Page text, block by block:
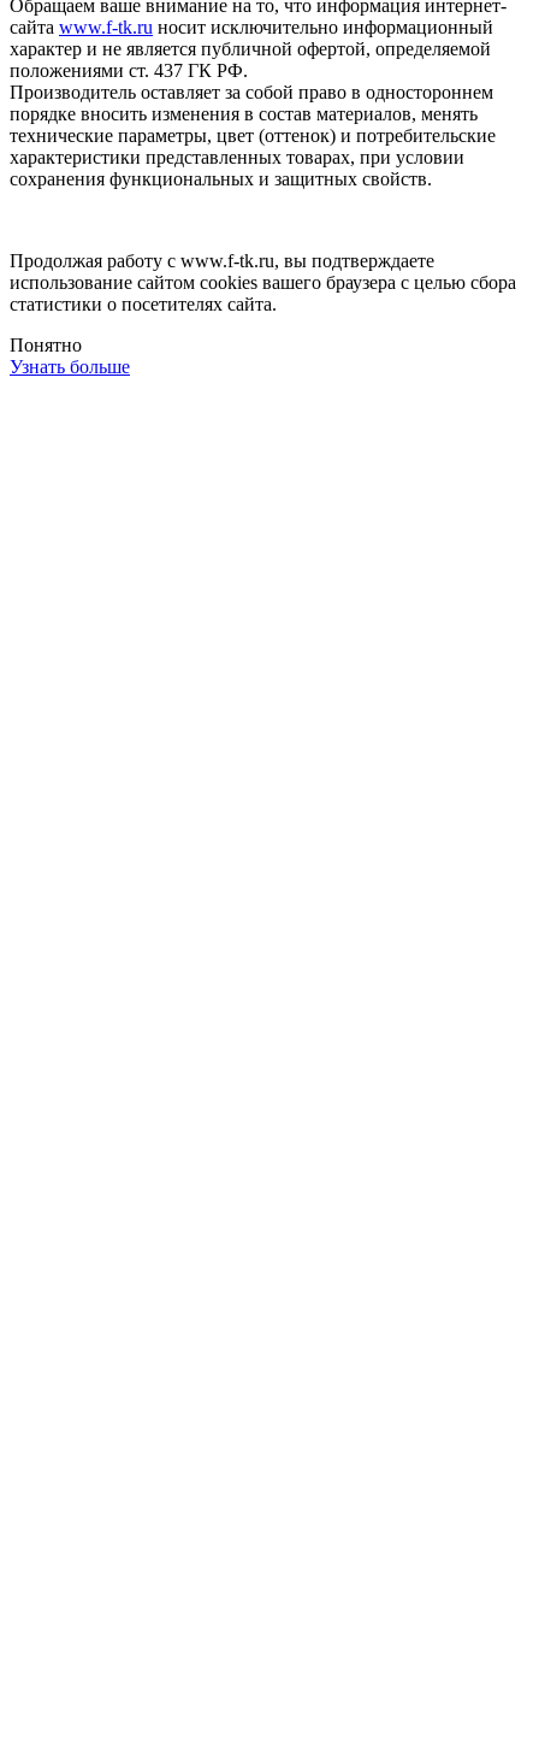
Обращаем ваше внимание на то, что информация интернет-
сайта www.f-tk.ru носит исключительно информационный
характер и не является публичной офертой, определяемой
положениями ст. 437 ГК РФ.
Производитель оставляет за собой право в одностороннем
порядке вносить изменения в состав материалов, менять
технические параметры, цвет (оттенок) и потребительские
характеристики представленных товарах, при условии
сохранения функциональных и защитных свойств.
Продолжая работу с www.f-tk.ru, вы подтверждаете
использование сайтом cookies вашего браузера с целью сбора
статистики о посетителях сайта.
Понятно
Узнать больше